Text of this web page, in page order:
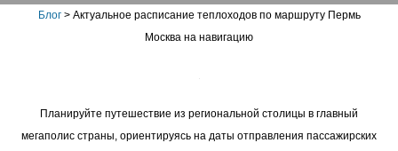
Блог> Актуальное расписание теплоходов по маршруту Пермь
Москва на навигацию
Планируйте путешествие из региональной столицы в главный
мегаполис страны, ориентируясь на даты отправления пассажирских